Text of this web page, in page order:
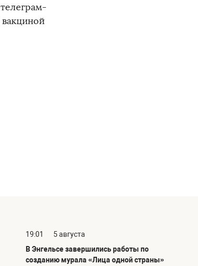
19:01
5 августа
В Энгельсе завершились работы по
созданию мурала «Лица одной страны»